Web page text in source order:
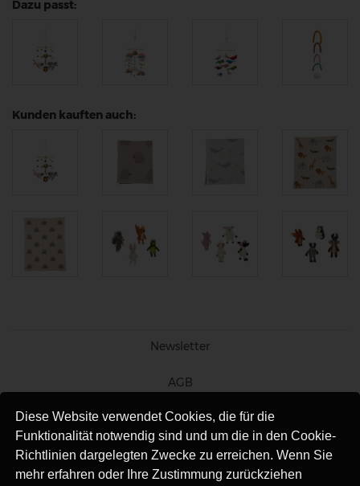
Diese Website verwendet Cookies, die für die
Funktionalität notwendig sind und um die in den Cookie-
Richtlinien dargelegten Zwecke zu erreichen. Wenn Sie
mehr erfahren oder Ihre Zustimmung zurückziehen
Dazu passt:
Kunden kauften auch:
Newsletter
AGB
Impressum
Versand